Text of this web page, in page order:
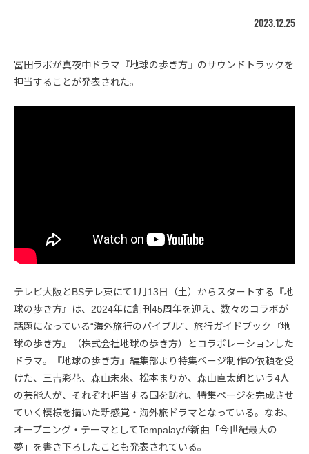
2023.12.25
冨田ラボが真夜中ドラマ『地球の歩き方』のサウンドトラックを
担当することが発表された。
テレビ大阪とBSテレ東にて1月13日（土）からスタートする『地
球の歩き方』は、2024年に創刊45周年を迎え、数々のコラボが
話題になっている“海外旅行のバイブル”、旅行ガイドブック『地
球の歩き方』（株式会社地球の歩き方）とコラボレーションした
ドラマ。『地球の歩き方』編集部より特集ページ制作の依頼を受
けた、三吉彩花、森山未來、松本まりか、森山直太朗という4人
の芸能人が、それぞれ担当する国を訪れ、特集ページを完成させ
ていく模様を描いた新感覚・海外旅ドラマとなっている。なお、
オープニング・テーマとしてTempalayが新曲「今世紀最大の
夢」を書き下ろしたことも発表されている。